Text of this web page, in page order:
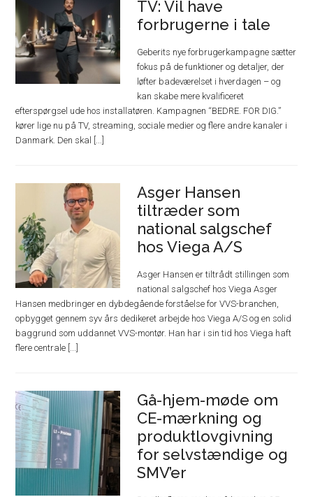
TV: Vil have
forbrugerne i tale
Geberits nye forbrugerkampagne sætter
fokus på de funktioner og detaljer, der
løfter badeværelset i hverdagen – og
kan skabe mere kvalificeret
efterspørgsel ude hos installatøren. Kampagnen “BEDRE. FOR DIG.”
kører lige nu på TV, streaming, sociale medier og flere andre kanaler i
Danmark. Den skal [...]
Asger Hansen
tiltræder som
national salgschef
hos Viega A/S
Asger Hansen er tiltrådt stillingen som
national salgschef hos Viega Asger
Hansen medbringer en dybdegående forståelse for VVS-branchen,
opbygget gennem syv års dedikeret arbejde hos Viega A/S og en solid
baggrund som uddannet VVS-montør. Han har i sin tid hos Viega haft
flere centrale [...]
Gå-hjem-møde om
CE-mærkning og
produktlovgivning
for selvstændige og
SMV’er